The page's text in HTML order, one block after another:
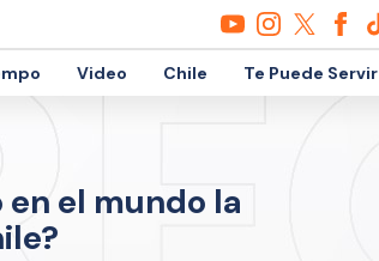
Video Chile Te Puede Servir
en el mundo la